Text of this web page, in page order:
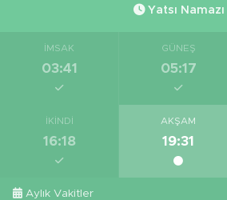
Yatsı Namazı
İMSAK
03:41
GÜNEŞ
05:17
İKINDI
16:18
AKŞAM
19:31
Aylık Vakitler